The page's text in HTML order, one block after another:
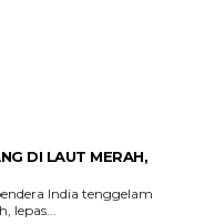
DI LAUT MERAH,
India tenggelam
lepas...